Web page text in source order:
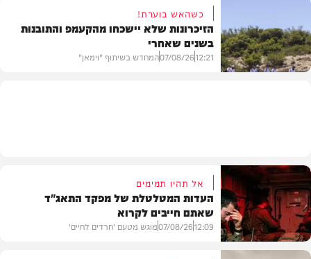
חרדים
כשהאש בוערת!
הזיכרונות שלא יישכחו מהקעמפ והתובנות
בשנים שאחרי
12:21
07/08/26המחדש בשיתוף "וימאן"
אל תהיו תמימים
העדות המטלטלת של מפקד התאג"ד
שאתם חייבים לקרוא
12:09
07/08/26מוגש מטעם 'חרדים לחיים'